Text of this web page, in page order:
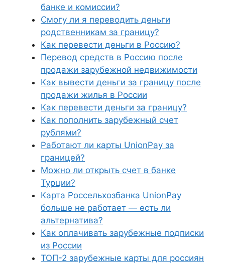
банке и комиссии?
Смогу ли я переводить деньги
родственникам за границу?
Как перевести деньги в Россию?
Перевод средств в Россию после
продажи зарубежной недвижимости
Как вывести деньги за границу после
продажи жилья в России
Как перевести деньги за границу?
Как пополнить зарубежный счет
рублями?
Работают ли карты UnionPay за
границей?
Можно ли открыть счет в банке
Турции?
Карта Россельхозбанка UnionPay
больше не работает — есть ли
альтернатива?
Как оплачивать зарубежные подписки
из России
ТОП-2 зарубежные карты для россиян